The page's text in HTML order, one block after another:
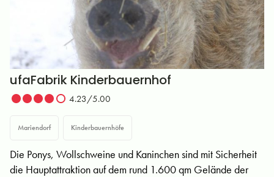
ufaFabrik Kinderbauernhof
4.23/5.00
Mariendorf Kinderbauernhöfe
Die Ponys, Wollschweine und Kaninchen sind mit Sicherheit
die Hauptattraktion auf dem rund 1.600 qm Gelände der